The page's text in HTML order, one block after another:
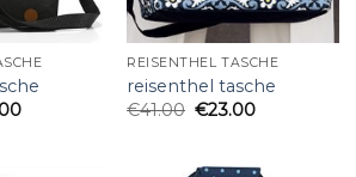
REISENTHEL TASCHE
reisenthel tasche
€41.00 €23.00